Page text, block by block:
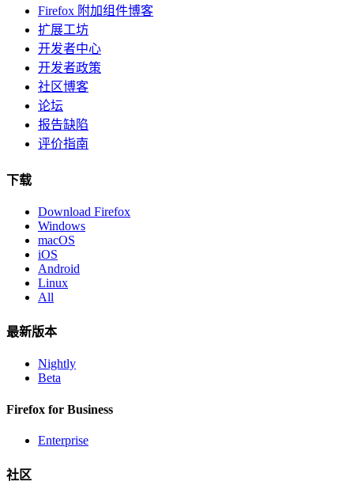
Firefox 附加组件博客
扩展工坊
开发者中心
开发者政策
社区博客
论坛
报告缺陷
评价指南
下载
Download Firefox
Windows
macOS
iOS
Android
Linux
All
最新版本
Nightly
Beta
Firefox for Business
Enterprise
社区